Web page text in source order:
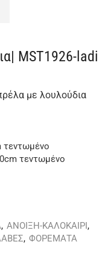
MST1926-ladi
με λουλούδια
τεντωμένο
, ΑΝΟΙΞΗ-ΚΑΛΟΚΑΙΡΙ,
, ΦΟΡΕΜΑΤΑ